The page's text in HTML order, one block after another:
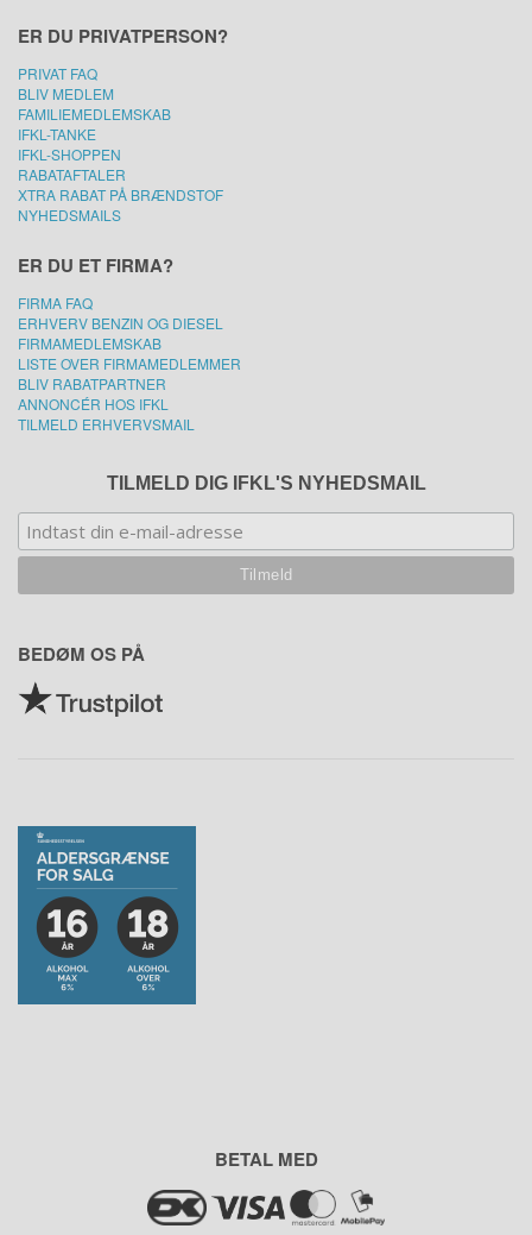
ER DU PRIVATPERSON?
PRIVAT FAQ
BLIV MEDLEM
FAMILIEMEDLEMSKAB
IFKL-TANKE
IFKL-SHOPPEN
RABATAFTALER
XTRA RABAT PÅ BRÆNDSTOF
NYHEDSMAILS
ER DU ET FIRMA?
FIRMA FAQ
ERHVERV BENZIN OG DIESEL
FIRMAMEDLEMSKAB
LISTE OVER FIRMAMEDLEMMER
BLIV RABATPARTNER
ANNONCÉR HOS IFKL
TILMELD ERHVERVSMAIL
TILMELD DIG IFKL'S NYHEDSMAIL
BEDØM OS PÅ
BETAL MED